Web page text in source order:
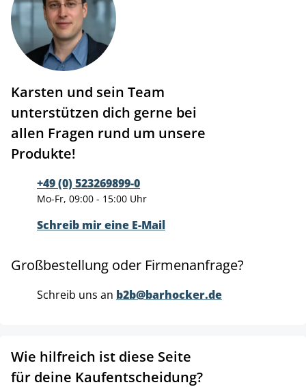
Karsten und sein Team
unterstützen dich gerne bei
allen Fragen rund um unsere
Produkte!
+49 (0) 523269899-0
Mo-Fr, 09:00 - 15:00 Uhr
Schreib mir eine E-Mail
Großbestellung oder Firmenanfrage?
Schreib uns an b2b@barhocker.de
Wie hilfreich ist diese Seite
für deine Kaufentscheidung?